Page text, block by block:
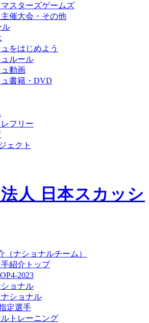
スターズゲームズ
催大会・その他
ル
をはじめよう
ルール
動画
書籍・DVD
フリー
ェクト
（ナショナルチーム）
手紹介トップ
2023
ョナル
ショナル
定選手
トレーニング